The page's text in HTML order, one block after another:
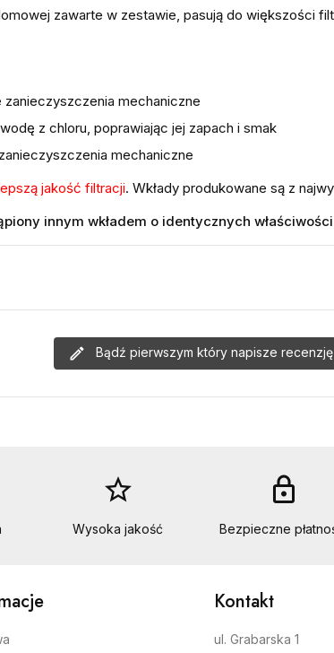
zawarte w zestawie, pasują do większości
zanieczyszczenia mechaniczne
z chloru, poprawiając jej zapach i smak
mechaniczne
jakość filtracji. Wkłady produkowane są z
innym wkładem o identycznych
Bądź pierwszym który napisze recenzję
star_border
Wysoka jakość
lock
Bezpieczne
Kontakt
ul. Grabarska 1